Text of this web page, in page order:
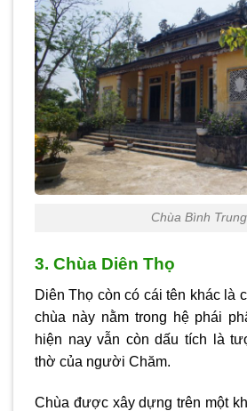
Chùa Bình Trung
3. Chùa Diên Thọ
Diên Thọ còn có cái tên khác là
chùa này nằm trong hệ phái
hiện nay vẫn còn dấu tích là
thờ của người Chăm.
Chùa được xây dựng trên một